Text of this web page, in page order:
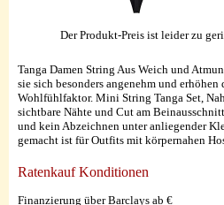
Tanga Damen String Aus Weich und
sie sich besonders angenehm und
Wohlfühlfaktor. Mini String Tanga Set,
sichtbare Nähte und Cut am
und kein Abzeichnen unter anliegender
gemacht ist für Outfits mit körpernahen
Ratenkauf Konditionen
Finanzierung über Barclays ab €
Der Produkt-Preis ist leider zu